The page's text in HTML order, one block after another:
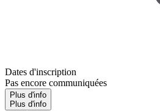
Dates d'inscription
Pas encore communiquées
Plus d'info
Plus d'info